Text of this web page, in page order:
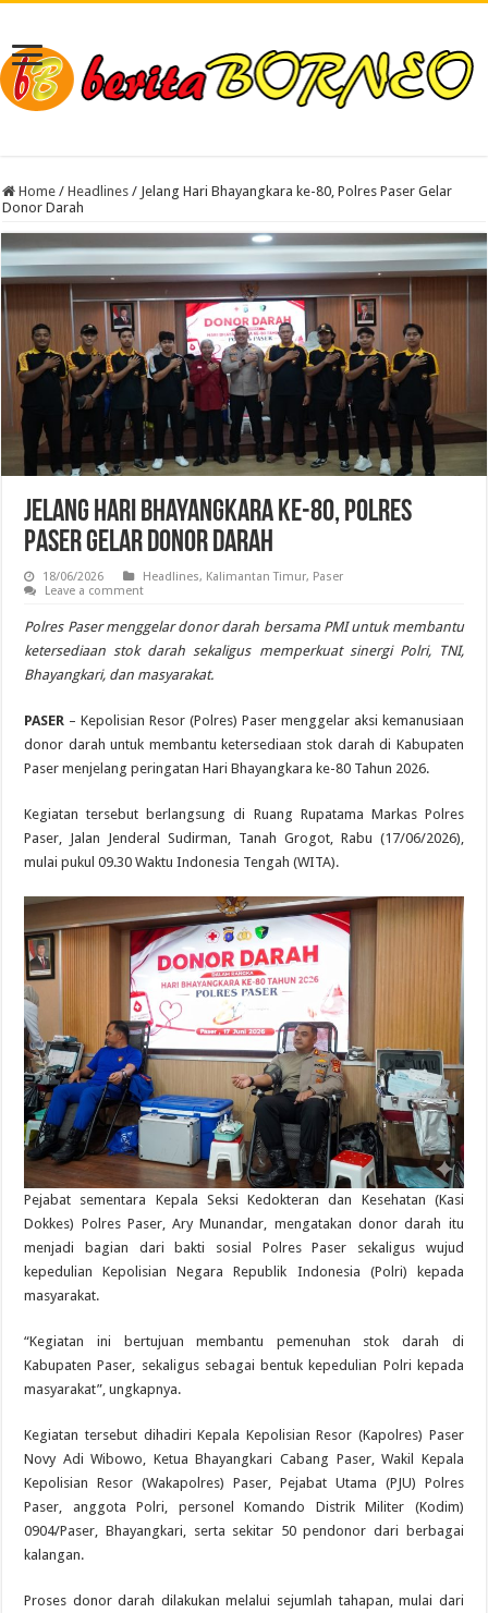
Home / Headlines / Jelang Hari Bhayangkara ke-80, Polres Paser Gelar
Donor Darah
Jelang Hari Bhayangkara ke-80, Polres
Paser Gelar Donor Darah
18/06/2026 Headlines, Kalimantan Timur, Paser
Leave a comment
Polres Paser menggelar donor darah bersama PMI untuk membantu
ketersediaan stok darah sekaligus memperkuat sinergi Polri, TNI,
Bhayangkari, dan masyarakat.
PASER – Kepolisian Resor (Polres) Paser menggelar aksi kemanusiaan
donor darah untuk membantu ketersediaan stok darah di Kabupaten
Paser menjelang peringatan Hari Bhayangkara ke-80 Tahun 2026.
Kegiatan tersebut berlangsung di Ruang Rupatama Markas Polres
Paser, Jalan Jenderal Sudirman, Tanah Grogot, Rabu (17/06/2026),
mulai pukul 09.30 Waktu Indonesia Tengah (WITA).
Pejabat sementara Kepala Seksi Kedokteran dan Kesehatan (Kasi
Dokkes) Polres Paser, Ary Munandar, mengatakan donor darah itu
menjadi bagian dari bakti sosial Polres Paser sekaligus wujud
kepedulian Kepolisian Negara Republik Indonesia (Polri) kepada
masyarakat.
“Kegiatan ini bertujuan membantu pemenuhan stok darah di
Kabupaten Paser, sekaligus sebagai bentuk kepedulian Polri kepada
masyarakat”, ungkapnya.
Kegiatan tersebut dihadiri Kepala Kepolisian Resor (Kapolres) Paser
Novy Adi Wibowo, Ketua Bhayangkari Cabang Paser, Wakil Kepala
Kepolisian Resor (Wakapolres) Paser, Pejabat Utama (PJU) Polres
Paser, anggota Polri, personel Komando Distrik Militer (Kodim)
0904/Paser, Bhayangkari, serta sekitar 50 pendonor dari berbagai
kalangan.
Proses donor darah dilakukan melalui sejumlah tahapan, mulai dari